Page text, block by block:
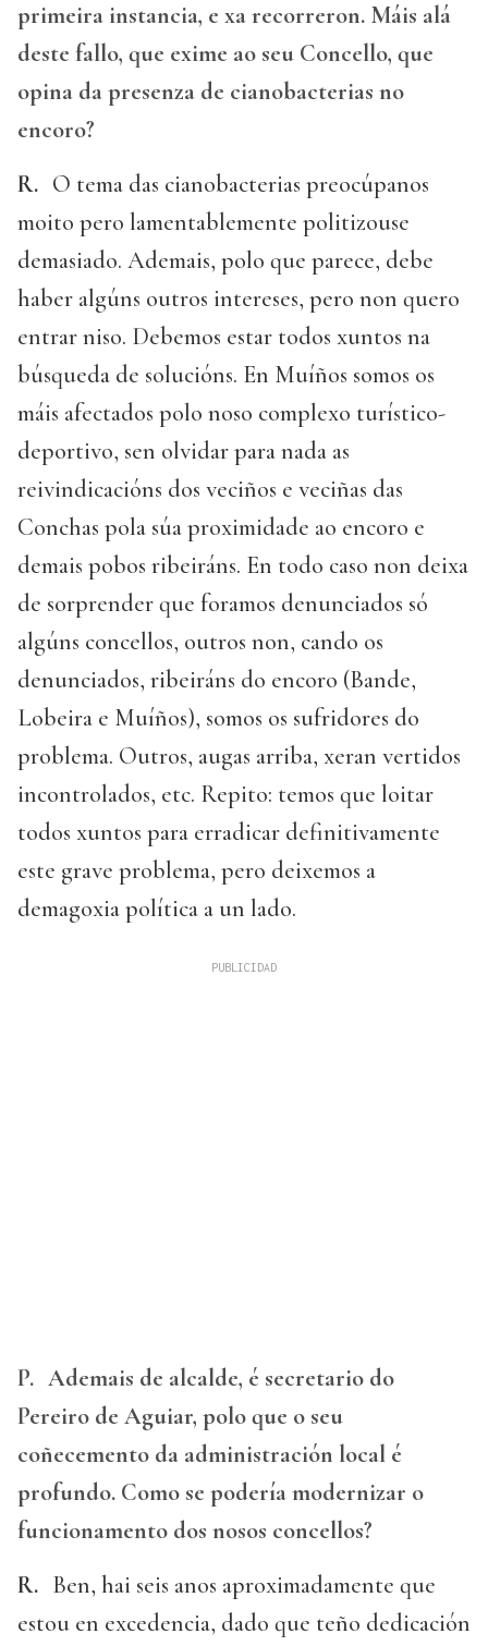
primeira instancia, e xa recorreron. Máis alá
deste fallo, que exime ao seu Concello, que
opina da presenza de cianobacterias no
encoro?
R. O tema das cianobacterias preocúpanos
moito pero lamentablemente politizouse
demasiado. Ademais, polo que parece, debe
haber algúns outros intereses, pero non quero
entrar niso. Debemos estar todos xuntos na
búsqueda de solucións. En Muíños somos os
máis afectados polo noso complexo turístico-
deportivo, sen olvidar para nada as
reivindicacións dos veciños e veciñas das
Conchas pola súa proximidade ao encoro e
demais pobos ribeiráns. En todo caso non deixa
de sorprender que foramos denunciados só
algúns concellos, outros non, cando os
denunciados, ribeiráns do encoro (Bande,
Lobeira e Muíños), somos os sufridores do
problema. Outros, augas arriba, xeran vertidos
incontrolados, etc. Repito: temos que loitar
todos xuntos para erradicar definitivamente
este grave problema, pero deixemos a
demagoxia política a un lado.
P. Ademais de alcalde, é secretario do
Pereiro de Aguiar, polo que o seu
coñecemento da administración local é
profundo. Como se podería modernizar o
funcionamento dos nosos concellos?
R. Ben, hai seis anos aproximadamente que
estou en excedencia, dado que teño dedicación